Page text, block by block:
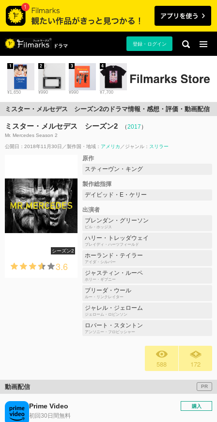
ドラマ 登録・ログイン
¥1,650
1
¥990
2
¥990
3
¥7,700
4
ミスター・メルセデス シーズン2のドラマ情報・感想・評価・動画配信
ミスター・メルセデス シーズン2 （2017 ）
Mr. Mercedes Season 2
公開日：2018年11月30日 製作国・地域： アメリカ ジャンル： スリラー
シーズン2
3.6
原作
スティーヴン・キング
製作総指揮
デイビッド・E・ケリー
出演者
ブレンダン・グリーソン
ビル・ホッジス
ハリー・トレッダウェイ
ブレイディ・ハーツフィールド
ホーランド・テイラー
アイダ・シルバー
ジャスティン・ルーペ
ホリー・ギブニー
ブリーダ・ウール
ルー・リンクレイター
ジャレル・ジェローム
ジェローム・ロビンソン
ロバート・スタントン
アンソニー・フロビッシャー
588 172
動画配信 PR
Prime Video
初回30日間無料
購入